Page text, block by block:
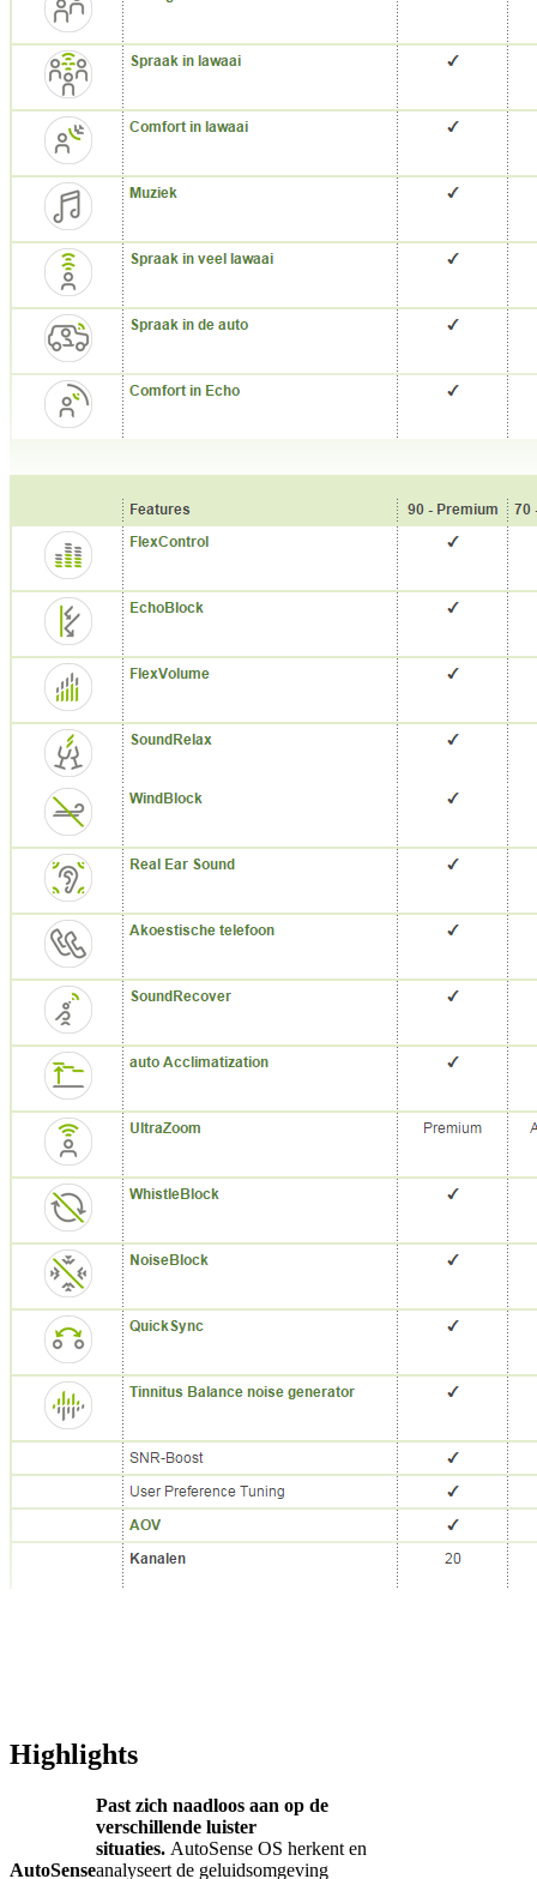
Highlights
AutoSense
Past zich naadloos aan op de
verschillende luister
situaties. AutoSense OS herkent en
analyseert de geluidsomgeving